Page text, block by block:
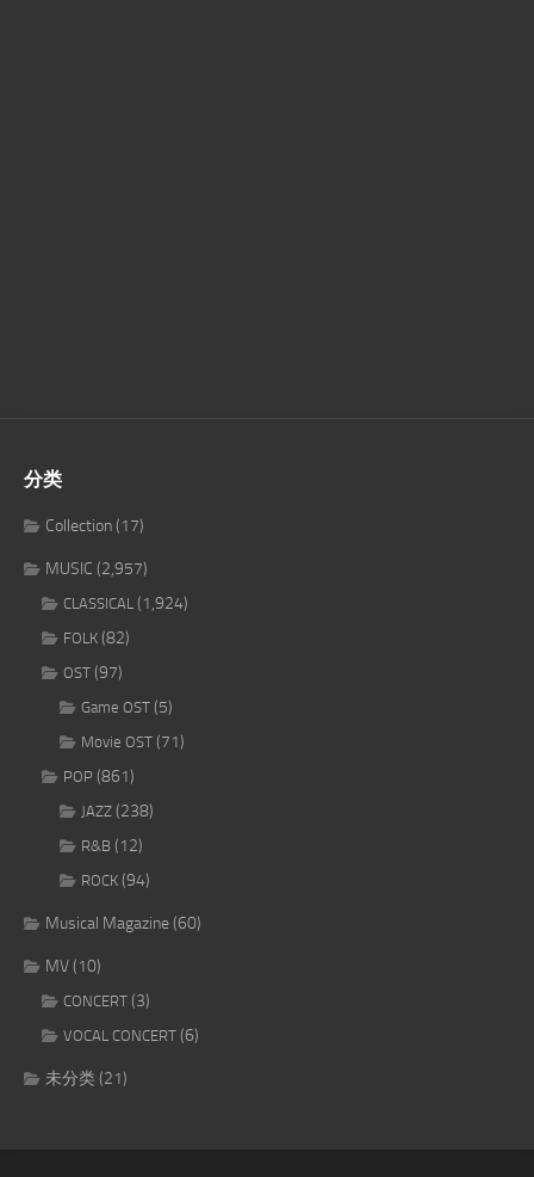
分类
Collection(17)
MUSIC (2,957)
CLASSICAL (1,924)
FOLK (82)
OST (97)
Game OST (5)
Movie OST (71)
POP (861)
JAZZ (238)
R&B (12)
ROCK (94)
Musical Magazine(60)
MV(10)
CONCERT (3)
VOCAL CONCERT (6)
未分类(21)